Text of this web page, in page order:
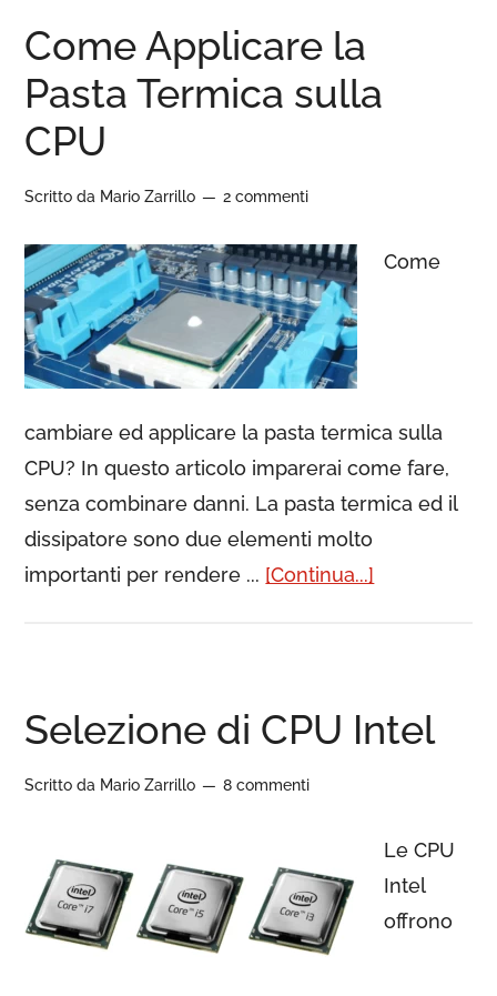
Come Applicare la
Pasta Termica sulla
CPU
Scritto da Mario Zarrillo 2 commenti
Come
cambiare ed applicare la pasta termica sulla
CPU? In questo articolo imparerai come fare,
senza combinare danni. La pasta termica ed il
dissipatore sono due elementi molto
importanti per rendere ... [Continua...]
Selezione di CPU Intel
Scritto da Mario Zarrillo 8 commenti
Le CPU
Intel
offrono